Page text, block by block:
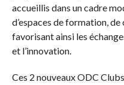
accueillis dans un cadre
d’espaces de formation,
favorisant ainsi les
et l’innovation.
Ces 2 nouveaux ODC